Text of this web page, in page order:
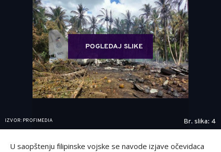
POGLEDAJ SLIKE
IZVOR: PROFIMEDIA Br. slika: 4
U saopštenju filipinske vojske se navode izjave očevidaca